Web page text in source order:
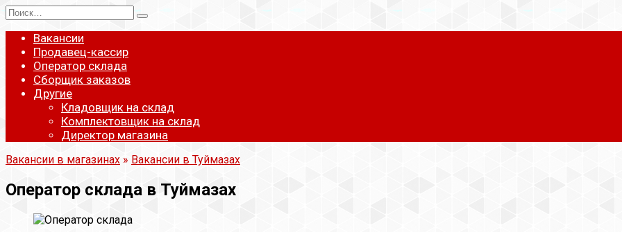
Перейти
к
содержанию
Search
for:
Вакансии
Продавец-кассир
Оператор склада
Сборщик заказов
Другие
Кладовщик на склад
Комплектовщик на склад
Директор магазина
Вакансии в магазинах » Вакансии в Туймазах
Оператор склада в Туймазах